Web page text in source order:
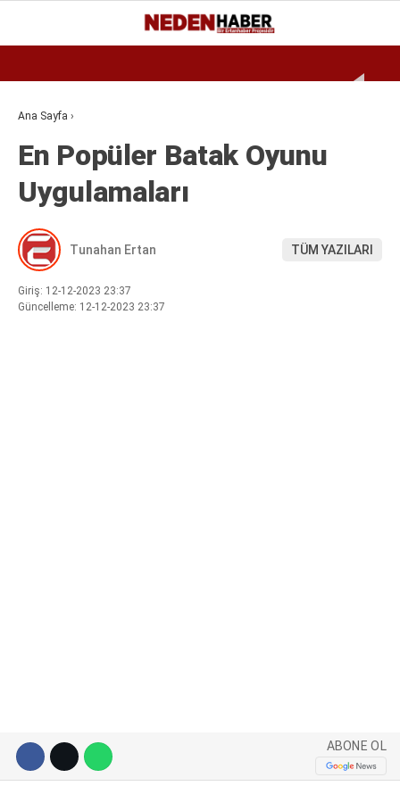
27.6
BURSA
EKONOMI
BIYOGRAFI
SPOR
MAGAZIN
Ana Sayfa ›
En Popüler Batak Oyunu
Uygulamaları
Tunahan Ertan TÜM YAZILARI
Giriş: 12-12-2023 23:37
Güncelleme: 12-12-2023 23:37
ABONE OL